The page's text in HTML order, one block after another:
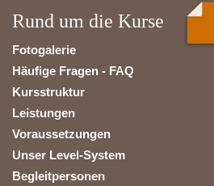
Rund um die Kurse
Fotogalerie
Häufige Fragen - FAQ
Kursstruktur
Leistungen
Voraussetzungen
Unser Level-System
Begleitpersonen